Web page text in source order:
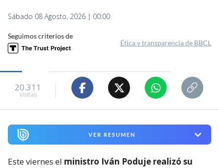
Sábado 08 Agosto, 2026 | 00:00
Seguimos criterios de
Ética y transparencia de BBCL
20.311
visitas
VER RESUMEN
Este viernes el ministro Iván Poduje realizó su